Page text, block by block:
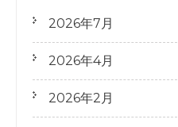
2026年7月
2026年4月
2026年2月